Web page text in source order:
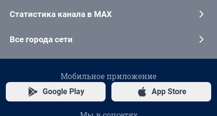
Статистика канала в MAX
Все города сети
Мобильное приложение
Google Play App Store